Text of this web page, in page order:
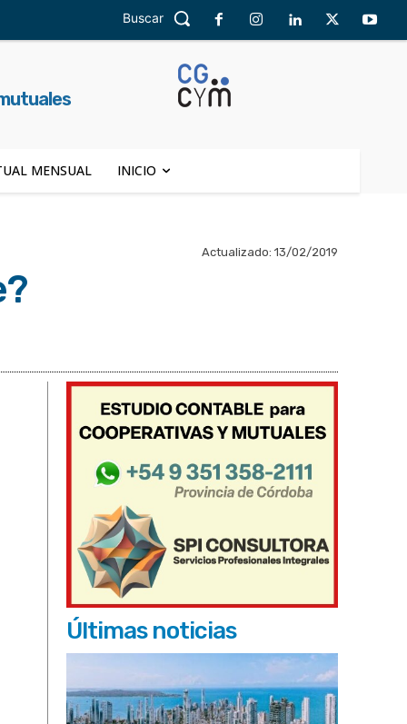
Buscar
MENSUAL INICIO
Actualizado: 13/02/2019
Últimas noticias